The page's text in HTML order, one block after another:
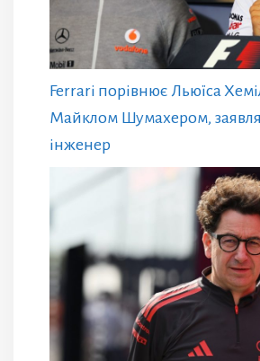
Ferrari порівнює Льюїса
Майклом Шумахером,
інженер